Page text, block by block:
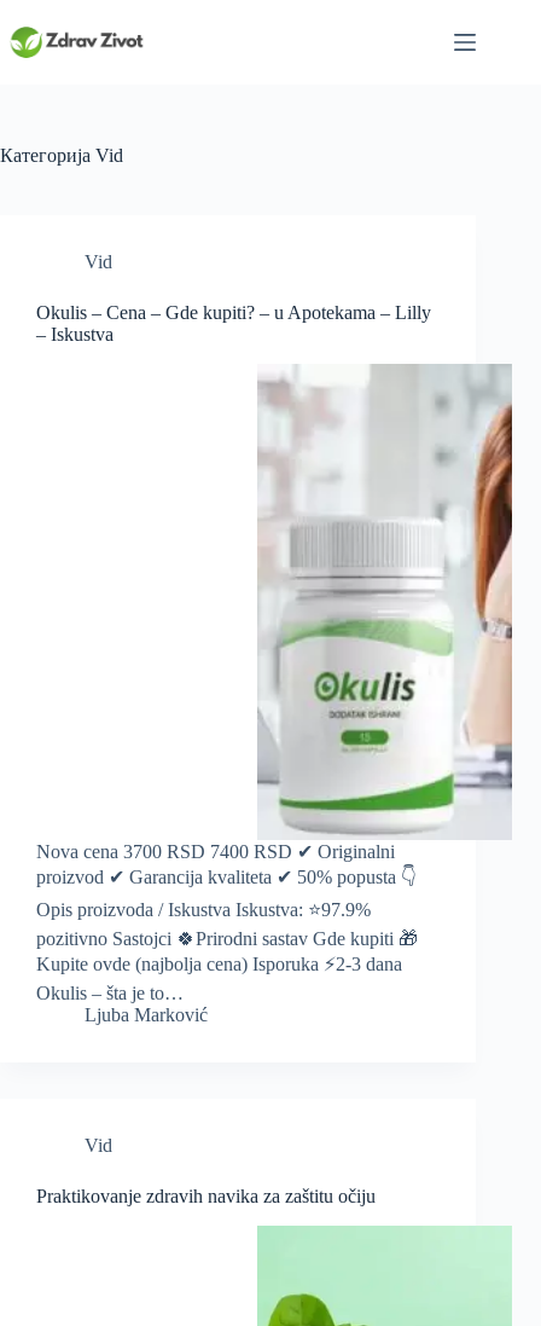
to
content
Категорија Vid
Vid
Okulis – Cena – Gde kupiti? – u Apotekama – Lilly
– Iskustva
Nova cena 3700 RSD 7400 RSD ✔ Originalni
proizvod ✔ Garancija kvaliteta ✔ 50% popusta 👇
Opis proizvoda / Iskustva Iskustva: ⭐️97.9%
pozitivno Sastojci 🍀Prirodni sastav Gde kupiti 🎁
Kupite ovde (najbolja cena) Isporuka ⚡️2-3 dana
Okulis – šta je to…
Ljuba Marković
Vid
Praktikovanje zdravih navika za zaštitu očiju